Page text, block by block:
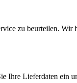
zu beurteilen.
Ihre Lieferdaten